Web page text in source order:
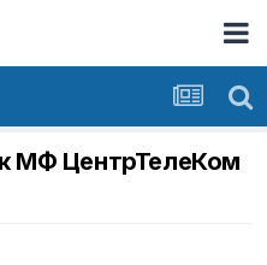
МФ ЦентрТелеКом